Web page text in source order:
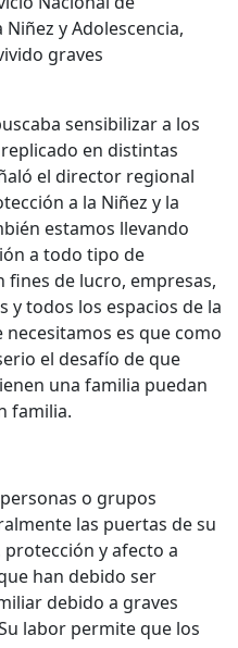
y Adolescencia,
graves
sensibilizar a los
en distintas
el director regional
a la Niñez y la
estamos llevando
a todo tipo de
de lucro, empresas,
y todos los espacios de la
es que como
el desafío de que
una familia puedan
familia.
o grupos
las puertas de su
y afecto a
han debido ser
debido a graves
labor permite que los